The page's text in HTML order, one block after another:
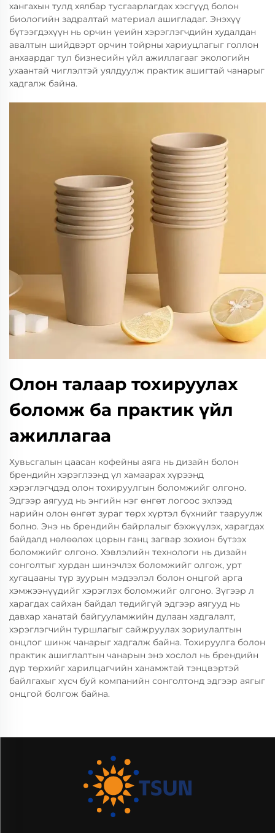
хангахын тулд хялбар тусгаарлагдах хэсгүүд болон
биологийн задралтай материал ашигладаг. Энэхүү
бүтээгдэхүүн нь орчин үеийн хэрэглэгчдийн худалдан
авалтын шийдвэрт орчин тойрны хариуцлагыг голлон
анхаардаг тул бизнесийн үйл ажиллагааг экологийн
ухаантай чиглэлтэй уялдуулж практик ашигтай чанарыг
хадгалж байна.
Олон талаар тохируулах
боломж ба практик үйл
ажиллагаа
Хувьсгалын цаасан кофейны аяга нь дизайн болон
брендийн хэрэглээнд үл хамаарах хүрээнд
хэрэглэгчдэд олон тохируулгын боломжийг олгоно.
Эдгээр аягууд нь энгийн нэг өнгөт логоос эхлээд
нарийн олон өнгөт зураг төрх хүртэл бүхнийг тааруулж
болно. Энэ нь брендийн байрлалыг бэхжүүлэх, харагдах
байдалд нөлөөлөх цорын ганц загвар зохион бүтээх
боломжийг олгоно. Хэвлэлийн технологи нь дизайн
сонголтыг хурдан шинэчлэх боломжийг олгож, урт
хугацааны түр зуурын мэдээлэл болон онцгой арга
хэмжээнүүдийг хэрэглэх боломжийг олгоно. Зүгээр л
харагдах сайхан байдал төдийгүй эдгээр аягууд нь
давхар ханатай байгууламжийн дулаан хадгалалт,
хэрэглэгчийн туршлагыг сайжруулах зориулалтын
онцлог шинж чанарыг хадгалж байна. Тохируулга болон
практик ашиглалтын чанарын энэ хослол нь брендийн
дүр төрхийг харилцагчийн ханамжтай тэнцвэртэй
байлгахыг хүсч буй компанийн сонголтонд эдгээр аягыг
онцгой болгож байна.